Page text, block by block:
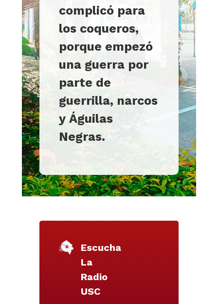
complicó para
los coqueros,
porque empezó
una guerra por
parte de
guerrilla, narcos
y Águilas
Negras.
Escucha
La
Radio
USC